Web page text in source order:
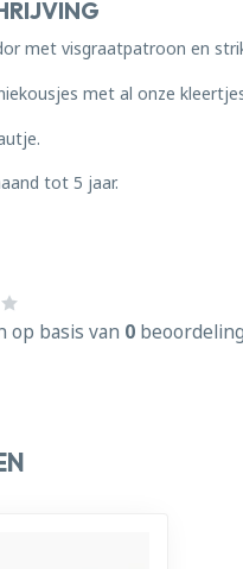
met visgraatpatroon en
met al onze
tot 5 jaar.
op basis van 0